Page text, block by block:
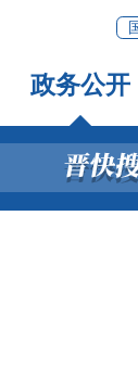
政务公开